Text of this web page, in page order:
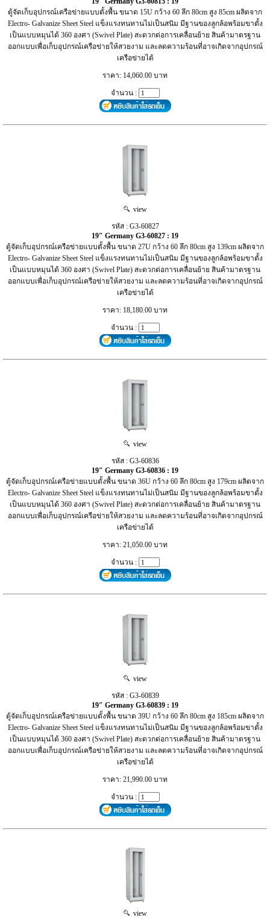
ตู้จัดเก็บอุปกรณ์เครือข่ายแบบตั้งพื้น ขนาด 15U กว้าง 60 ลึก 80cm สูง 85cm ผลิตจาก
Electro- Galvanize Sheet Steel แข็งแรงทนทานไม่เป็นสนิม มีฐานของลูกล้อพร้อมขาตั้ง
เป็นแบบหมุนได้ 360 องศา (Swivel Plate) สะดวกต่อการเคลื่อนย้าย สินค้ามาตรฐาน
ออกแบบเพื่อเก็บอุปกรณ์เครือข่ายให้สวยงาม และลดความร้อนที่อาจเกิดจากอุปกรณ์
เครือข่ายได้
ราคา: 14,060.00 บาท
จำนวน :
view
รหัส : G3-60827
19″ Germany G3-60827 : 19
ตู้จัดเก็บอุปกรณ์เครือข่ายแบบตั้งพื้น ขนาด 27U กว้าง 60 ลึก 80cm สูง 139cm ผลิตจาก
Electro- Galvanize Sheet Steel แข็งแรงทนทานไม่เป็นสนิม มีฐานของลูกล้อพร้อมขาตั้ง
เป็นแบบหมุนได้ 360 องศา (Swivel Plate) สะดวกต่อการเคลื่อนย้าย สินค้ามาตรฐาน
ออกแบบเพื่อเก็บอุปกรณ์เครือข่ายให้สวยงาม และลดความร้อนที่อาจเกิดจากอุปกรณ์
เครือข่ายได้
ราคา: 18,180.00 บาท
จำนวน :
view
รหัส : G3-60836
19″ Germany G3-60836 : 19
ตู้จัดเก็บอุปกรณ์เครือข่ายแบบตั้งพื้น ขนาด 36U กว้าง 60 ลึก 80cm สูง 179cm ผลิตจาก
Electro- Galvanize Sheet Steel แข็งแรงทนทานไม่เป็นสนิม มีฐานของลูกล้อพร้อมขาตั้ง
เป็นแบบหมุนได้ 360 องศา (Swivel Plate) สะดวกต่อการเคลื่อนย้าย สินค้ามาตรฐาน
ออกแบบเพื่อเก็บอุปกรณ์เครือข่ายให้สวยงาม และลดความร้อนที่อาจเกิดจากอุปกรณ์
เครือข่ายได้
ราคา: 21,050.00 บาท
จำนวน :
view
รหัส : G3-60839
19″ Germany G3-60839 : 19
ตู้จัดเก็บอุปกรณ์เครือข่ายแบบตั้งพื้น ขนาด 39U กว้าง 60 ลึก 80cm สูง 185cm ผลิตจาก
Electro- Galvanize Sheet Steel แข็งแรงทนทานไม่เป็นสนิม มีฐานของลูกล้อพร้อมขาตั้ง
เป็นแบบหมุนได้ 360 องศา (Swivel Plate) สะดวกต่อการเคลื่อนย้าย สินค้ามาตรฐาน
ออกแบบเพื่อเก็บอุปกรณ์เครือข่ายให้สวยงาม และลดความร้อนที่อาจเกิดจากอุปกรณ์
เครือข่ายได้
ราคา: 21,990.00 บาท
จำนวน :
view